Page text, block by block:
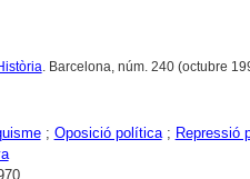
. Barcelona, núm. 240 (octubre
; Oposició política; Repressió